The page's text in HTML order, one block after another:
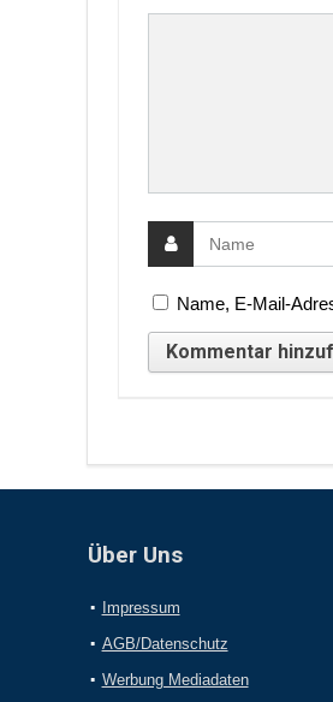
Name, E-Mail-
Über Uns
Impressum
AGB/Datenschutz
Werbung Mediadaten